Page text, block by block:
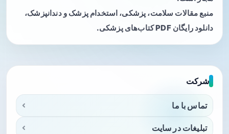
منبع مقالات سلامت، پزشکی، استخدام پزشک و دندانپزشک،
دانلود رایگان PDF کتاب‌های پزشکی.
شرکت
تماس با ما
تبلیغات در سایت